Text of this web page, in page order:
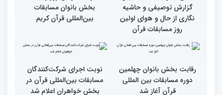
طنینی به وسعت یک جهان/
گزارش توصیفی و حاشیه
نگاری از حال و هوای اولین
روز مسابقات قرآن
بخش بانوان مسابقات
بین‌المللی قرآن کریم